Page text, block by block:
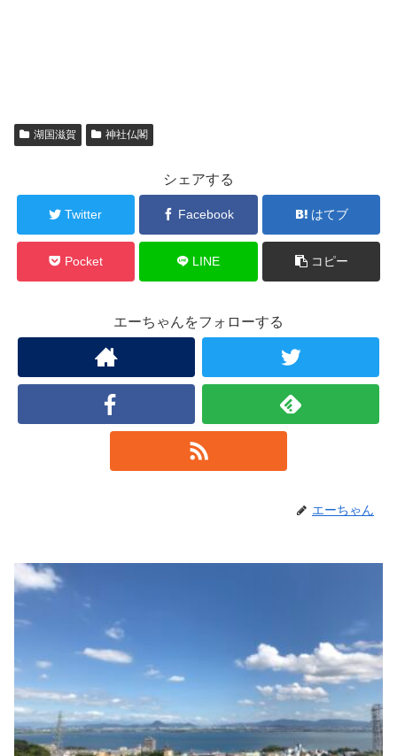
湖国滋賀 神社仏閣
シェアする
Twitter Facebook はてブ
Pocket LINE コピー
エーちゃんをフォローする
エーちゃん